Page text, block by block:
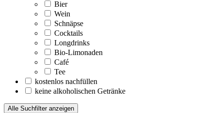
Bier
Wein
Schnäpse
Cocktails
Longdrinks
Bio-Limonaden
Café
Tee
kostenlos nachfüllen
keine alkoholischen Getränke
Alle Suchfilter anzeigen